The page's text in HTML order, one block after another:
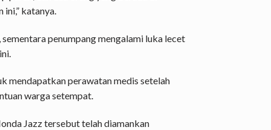
katanya.
penumpang mengalami luka lecet
mendapatkan perawatan medis setelah
warga setempat.
Jazz tersebut telah diamankan